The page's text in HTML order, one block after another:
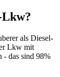
Lkw?
als Diesel-
Lkw mit
- das sind 98%